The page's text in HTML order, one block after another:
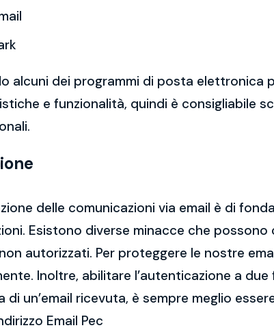
alcuni dei programmi di posta elettronica
e funzionalità, quindi è consigliabile
delle comunicazioni via email è di
Esistono diverse minacce che
autorizzati. Per proteggere le nostre
Inoltre, abilitare l’autenticazione a
di un’email ricevuta, è sempre meglio
Email Pec